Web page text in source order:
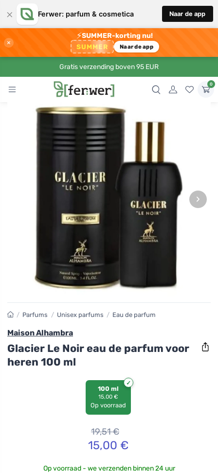
× Ferwer: parfum & cosmetica Naar de app
×
⚡SUMMER-korting nu!
SUMMER Naar de app
Gratis verzending boven 95 EUR
0
›
/ Parfums / Unisex parfums / Eau de parfum
Maison Alhambra
Glacier Le Noir eau de parfum voor
heren 100 ml
100 ml
15,00 €
Op voorraad
19,51€
15,00 €
Op voorraad - we verzenden binnen 24 uur